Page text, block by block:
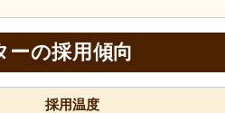
の採用傾向
採用温度